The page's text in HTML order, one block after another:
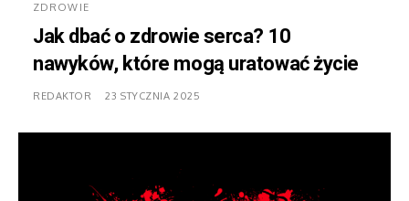
ZDROWIE
Jak dbać o zdrowie serca? 10
nawyków, które mogą uratować życie
REDAKTOR 23 STYCZNIA 2025